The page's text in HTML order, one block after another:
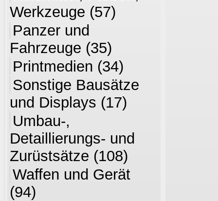
Werkzeuge (57)
Panzer und
Fahrzeuge (35)
Printmedien (34)
Sonstige Bausätze
und Displays (17)
Umbau-,
Detaillierungs- und
Zurüstsätze (108)
Waffen und Gerät
(94)